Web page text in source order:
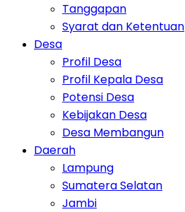
Tanggapan
Syarat dan Ketentuan
Desa
Profil Desa
Profil Kepala Desa
Potensi Desa
Kebijakan Desa
Desa Membangun
Daerah
Lampung
Sumatera Selatan
Jambi